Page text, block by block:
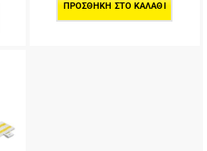
ΠΡΟΣΘΉΚΗ ΣΤΟ ΚΑΛΆΘΙ